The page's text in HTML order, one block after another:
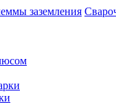
заземления